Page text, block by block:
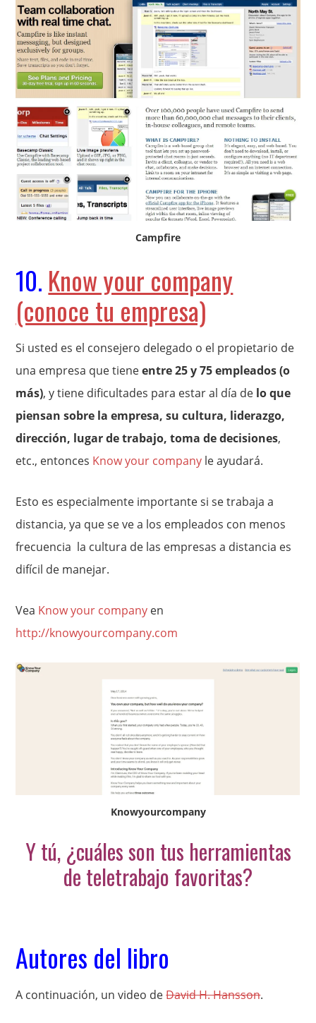
Campfire
10. Know your company
(conoce tu empresa)
Si usted es el consejero delegado o el propietario de
una empresa que tieneentre 25 y 75 empleados (o
más), y tiene dificultades para estar al día de lo que
piensan sobre la empresa, su cultura, liderazgo,
dirección, lugar de trabajo, toma de decisiones,
etc., entonces Know your company le ayudará.
Esto es especialmente importante si se trabaja a
distancia, ya que se ve a los empleados con menos
frecuencia la cultura de las empresas a distancia es
difícil de manejar.
Vea Know your company en
http://knowyourcompany.com
Knowyourcompany
Y tú, ¿cuáles son tus herramientas
de teletrabajo favoritas?
Autores del libro
A continuación, un video deDavid H. Hansson.